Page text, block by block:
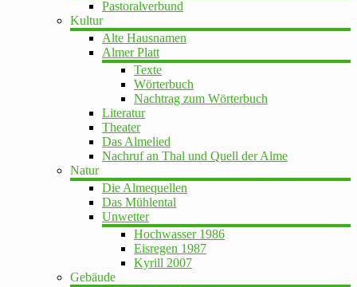
Pastoralverbund
Kultur
Alte Hausnamen
Almer Platt
Texte
Wörterbuch
Nachtrag zum Wörterbuch
Literatur
Theater
Das Almelied
Nachruf an Thal und Quell der Alme
Natur
Die Almequellen
Das Mühlental
Unwetter
Hochwasser 1986
Eisregen 1987
Kyrill 2007
Gebäude